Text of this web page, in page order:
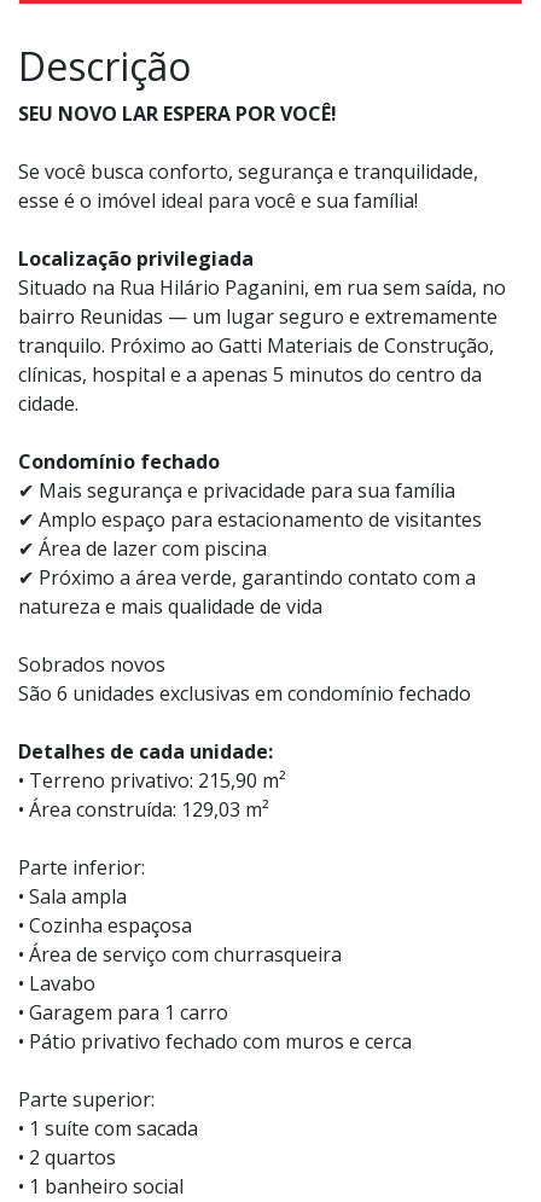
Descrição
SEU NOVO LAR ESPERA POR VOCÊ!
Se você busca conforto, segurança e tranquilidade,
esse é o imóvel ideal para você e sua família!
Localização privilegiada
Situado na Rua Hilário Paganini, em rua sem saída, no
bairro Reunidas — um lugar seguro e extremamente
tranquilo. Próximo ao Gatti Materiais de Construção,
clínicas, hospital e a apenas 5 minutos do centro da
cidade.
Condomínio fechado
✔ Mais segurança e privacidade para sua família
✔ Amplo espaço para estacionamento de visitantes
✔ Área de lazer com piscina
✔ Próximo a área verde, garantindo contato com a
natureza e mais qualidade de vida
Sobrados novos
São 6 unidades exclusivas em condomínio fechado
Detalhes de cada unidade:
• Terreno privativo: 215,90 m²
• Área construída: 129,03 m²
Parte inferior:
• Sala ampla
• Cozinha espaçosa
• Área de serviço com churrasqueira
• Lavabo
• Garagem para 1 carro
• Pátio privativo fechado com muros e cerca
Parte superior:
• 1 suíte com sacada
• 2 quartos
• 1 banheiro social